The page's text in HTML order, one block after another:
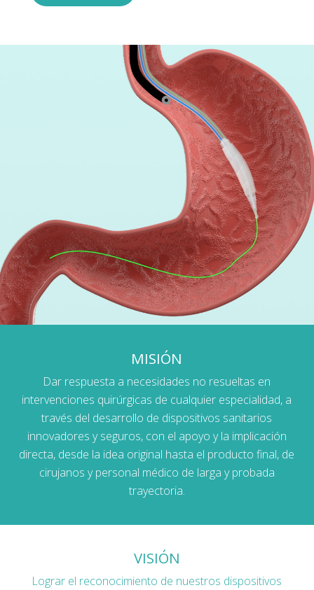
MISIÓN
Dar respuesta a necesidades no resueltas en
intervenciones quirúrgicas de cualquier especialidad, a
través del desarrollo de dispositivos sanitarios
innovadores y seguros, con el apoyo y la implicación
directa, desde la idea original hasta el producto final, de
cirujanos y personal médico de larga y probada
trayectoria.
VISIÓN
Lograr el reconocimiento de nuestros dispositivos